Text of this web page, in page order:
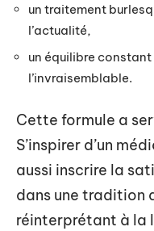
un traitement
l’actualité,
un équilibre
l’invraisemblable.
Cette formule a
S’inspirer d’un
aussi inscrire la
dans une tradition
réinterprétant à la